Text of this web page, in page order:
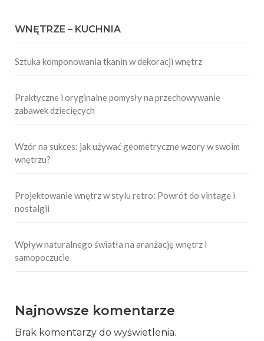
WNĘTRZE – KUCHNIA
Sztuka komponowania tkanin w dekoracji wnętrz
Praktyczne i oryginalne pomysły na przechowywanie
zabawek dziecięcych
Wzór na sukces: jak używać geometryczne wzory w swoim
wnętrzu?
Projektowanie wnętrz w stylu retro: Powrót do vintage i
nostalgii
Wpływ naturalnego światła na aranżację wnętrz i
samopoczucie
Najnowsze komentarze
Brak komentarzy do wyświetlenia.